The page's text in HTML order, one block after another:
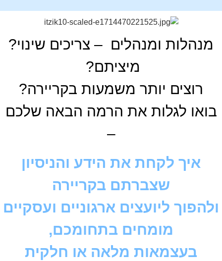
מנהלות ומנהלים – צריכים שינוי?
מיציתם?
רוצים יותר משמעות בקריירה?
בואו לגלות את הרמה הבאה שלכם
–
איך לקחת את הידע והניסיון
שצברתם בקריירה
ולהפוך ליועצים ארגוניים ועסקיים
מומחים בתחומכם,
בעצמאות מלאה או חלקית